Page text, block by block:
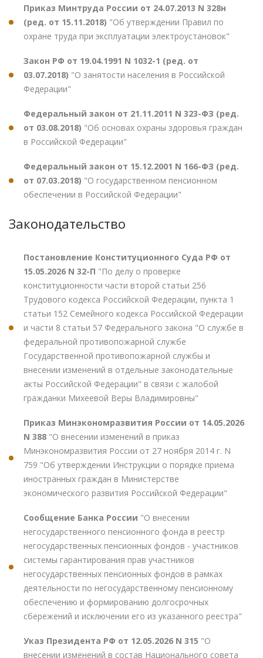
Приказ Минтруда России от 24.07.2013 N 328н
(ред. от 15.11.2018) "Об утверждении Правил по
охране труда при эксплуатации электроустановок"
Закон РФ от 19.04.1991 N 1032-1 (ред. от
03.07.2018) "О занятости населения в Российской
Федерации"
Федеральный закон от 21.11.2011 N 323-ФЗ (ред.
от 03.08.2018) "Об основах охраны здоровья граждан
в Российской Федерации"
Федеральный закон от 15.12.2001 N 166-ФЗ (ред.
от 07.03.2018) "О государственном пенсионном
обеспечении в Российской Федерации"
Законодательство
Постановление Конституционного Суда РФ от
15.05.2026 N 32-П "По делу о проверке
конституционности части второй статьи 256
Трудового кодекса Российской Федерации, пункта 1
статьи 152 Семейного кодекса Российской Федерации
и части 8 статьи 57 Федерального закона "О службе в
федеральной противопожарной службе
Государственной противопожарной службы и
внесении изменений в отдельные законодательные
акты Российской Федерации" в связи с жалобой
гражданки Михеевой Веры Владимировны"
Приказ Минэкономразвития России от 14.05.2026
N 388 "О внесении изменений в приказ
Минэкономразвития России от 27 ноября 2014 г. N
759 "Об утверждении Инструкции о порядке приема
иностранных граждан в Министерстве
экономического развития Российской Федерации"
Сообщение Банка России "О внесении
негосударственного пенсионного фонда в реестр
негосударственных пенсионных фондов - участников
системы гарантирования прав участников
негосударственных пенсионных фондов в рамках
деятельности по негосударственному пенсионному
обеспечению и формированию долгосрочных
сбережений и исключении его из указанного реестра"
Указ Президента РФ от 12.05.2026 N 315 "О
внесении изменений в состав Национального совета